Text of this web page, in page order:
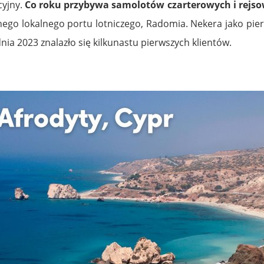
Co roku przybywa samolotów czarterowych i
lokalnego portu lotniczego, Radomia. Nekera jako
2023 znalazło się kilkunastu pierwszych klientów.